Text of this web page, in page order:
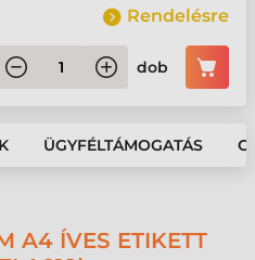
Rendelésre
dob
ÜGYFÉLTÁMOGATÁS
A4 ÍVES ETIKETT